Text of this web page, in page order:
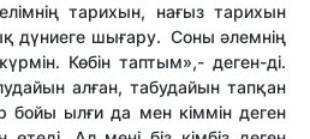
тарихын, нағыз тарихын
дүниеге шығару. Соны әлемнің
Көбін таптым»,- деген-ді.
алған, табудайын тапқан
бойы ылғи да мен кіммін деген